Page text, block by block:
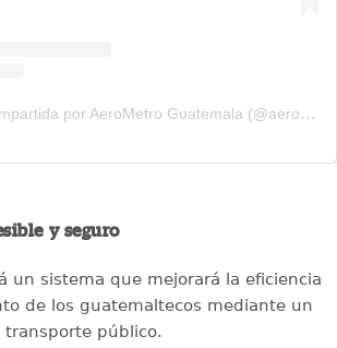
Una publicación compartida por AeroMetro Guatemala (@aerometrogt)
y seguro
un sistema que mejorará la eficiencia
de los guatemaltecos mediante un
transporte público.